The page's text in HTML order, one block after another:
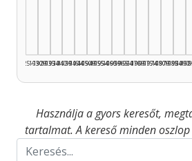
1925–1929
1930–1934
1935–1939
1940–1944
1945–1949
1950–1954
1955–1959
1960–1964
1965–1969
1970–1974
1975–1979
1980–1984
Használja a gyors keresőt,
tartalmat. A kereső minden